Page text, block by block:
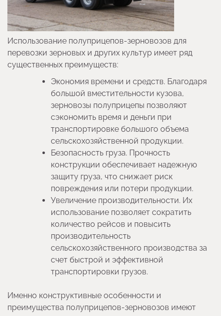
Использование полуприцепов-зерновозов для
перевозки зерновых и других культур имеет ряд
существенных преимуществ:
Экономия времени и средств. Благодаря
большой вместительности кузова,
зерновозы полуприцепы позволяют
сэкономить время и деньги при
транспортировке большого объема
сельскохозяйственной продукции.
Безопасность груза. Прочность
конструкции обеспечивает надежную
защиту груза, что снижает риск
повреждения или потери продукции.
Увеличение производительности. Их
использование позволяет сократить
количество рейсов и повысить
производительность
сельскохозяйственного производства за
счет быстрой и эффективной
транспортировки грузов.
Именно конструктивные особенности и
преимущества полуприцепов-зерновозов имеют